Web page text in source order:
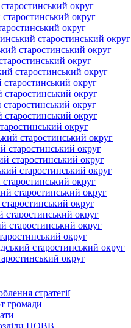
округ
старостинський округ
округ
старостинський округ
старостинський округ
округ
старостинський округ
старостинський округ
старостинський округ
старостинський округ
старостинський округ
округ
старостинський округ
старостинський округ
старостинський округ
старостинський округ
округ
старостинський округ
округ
старостинський округ
старостинський округ
округ
старостинський округ
округ
стратегії
громади
ЦОВВ